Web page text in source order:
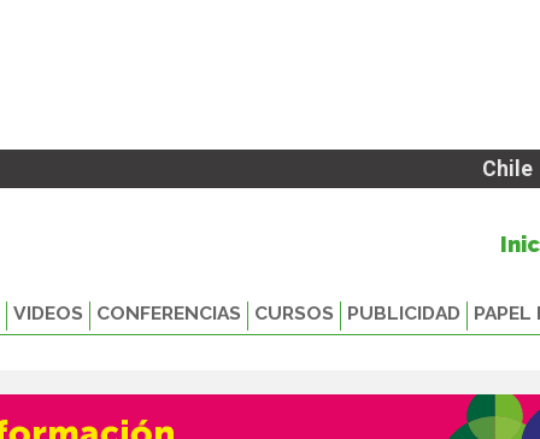
Chile
VIDEOS CONFERENCIAS CURSOS PUBLICIDAD PAPEL